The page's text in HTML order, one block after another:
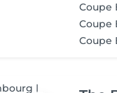
Coupe
Coupe
Coupe